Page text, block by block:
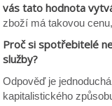
vás tato hodnota
zboží má takovou
Proč si spotřebitelé
služby?
Odpověď je
kapitalistického